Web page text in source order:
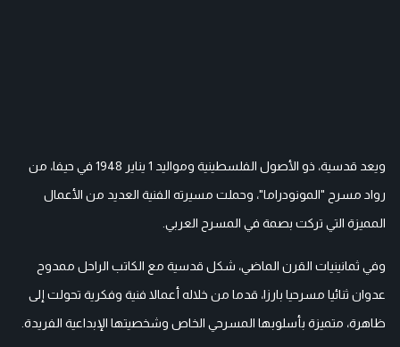
ويعد قدسية، ذو الأصول الفلسطينية ومواليد 1 يناير 1948 في حيفا، من
رواد مسرح "المونودراما"، وحملت مسيرته الفنية العديد من الأعمال
المميزة التي تركت بصمة في المسرح العربي.
وفي ثمانينيات القرن الماضي، شكل قدسية مع الكاتب الراحل ممدوح
عدوان ثنائيا مسرحيا بارزا، قدما من خلاله أعمالا فنية وفكرية تحولت إلى
ظاهرة، متميزة بأسلوبها المسرحي الخاص وشخصيتها الإبداعية الفريدة.